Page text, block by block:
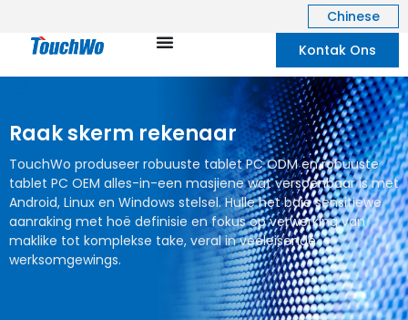
Chinese
Kontak Ons
Raak skerm rekenaar
TouchWo produseer robuuste tablet PC ODM en robuuste
tablet PC OEM alles-in-een masjiene wat versoenbaar is met
Android, Linux en Windows stelsel. Hulle het baie sensitiewe
aanraking met hoë definisie en fokus op verwerking van
maklike tot komplekse take, veral in veeleisende
werksomgewings.